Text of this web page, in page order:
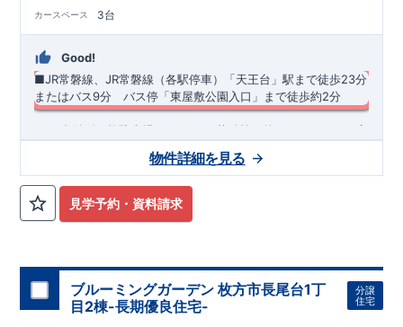
★★★
現地案内ご予約受付中
いつでもお気軽にお問合せください！
営業時間 9時30分～18時30分
定休日 火曜・水曜・夏季休暇・年末年始など
スマートフォンで見やすい特設サイトはこちら
https://www.e-blooming.com/bukken/83575034/
カースペース 3台
Good!
■JR常磐線、JR常磐線（各駅停車）「天王台」駅まで徒歩23分
​またはバス9分 バス停「東屋敷公園入口」まで徒歩約2分
​ ​・3台並列可能駐車場 ​・雨の日や花粉等で外に干せない日も安
ャレなデザインが特徴的な洗面化粧台。継ぎ目がないカウンタ
ビング全体を見渡せるオープンキッチンはスタイリッシュでお
手入れのしやすい薄型レンジフードを採用!!さらにビルトイン
空間の演出にも寄与♪
【教育施設】◎ 我孫子市立我孫子第三小学校 約1,186m(徒歩
約15分) ◎ 我孫子市立我孫子中学校 約2,707m(徒歩約34分)
住宅性能評価 W取得(設計・建設)
■第三者機関が設計・建物検査(全四回)を実施 ■税制優遇あり
4分野6項目で最高等級を取得!
□ 構造の安定 (耐風等級2・耐震等級3) □ 劣化の軽減 (劣化対
見学予約・資料請求
物件詳細を見る
ブルーミングガーデン 枚方市長尾台1丁
目2棟-長期優良住宅-
分譲
住宅